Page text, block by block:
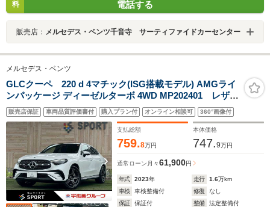
料
電話する
販売店： メルセデス・ベンツ千音寺 サーティファイドカーセンター
メルセデス・ベンツ
GLCクーペ 220 d 4マチック(ISG搭載モデル) AMGライ
ンパッケージ ディーゼルターボ 4WD MP202401 レザー
エクスクルーシブPKG/ドライバーズPKG/パノラミック
スライディングルーフ/Burmester/シートメモリー/シート
ヒーター/全周囲カメラ/ヘッドアップディスプレイ/ブライ
ンドスポットモニター/エアサスペンション
販売店保証 車両品質評価書付 購入プラン付 オンライン相談可 360°画像付
支払総額
759.8万円
本体価格
747.9万円
通常ローン 月々61,900円
年式 2023年 走行 1.6万km
車検
車検整備付 修復
なし
保証
保証付 整備 法定整備付